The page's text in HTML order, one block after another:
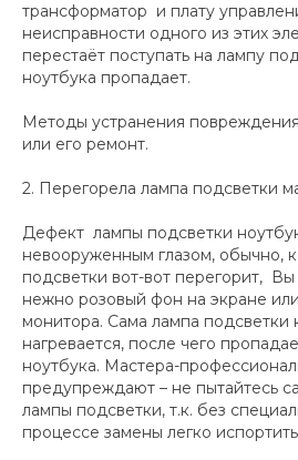
трансформатор и плату
неисправности одного из этих
перестаёт поступать на лампу
ноутбука пропадает.
Методы устранения
или его ремонт.
2. Перегорела лампа подсветки
Дефект лампы подсветки
невооруженным глазом, обычно,
подсветки вот-вот перегорит,
нежно розовый фон на экране
монитора. Сама лампа подсветки
нагревается, после чего
ноутбука. Мастера-
предупреждают – не пытайтесь
лампы подсветки, т.к. без
процессе замены легко